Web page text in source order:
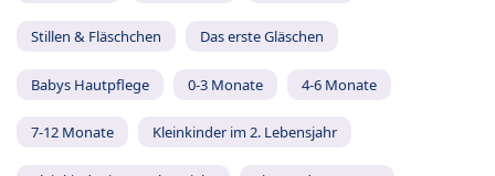
Stillen & Fläschchen Das erste Gläschen
Babys Hautpflege 0-3 Monate 4-6 Monate
7-12 Monate Kleinkinder im 2. Lebensjahr